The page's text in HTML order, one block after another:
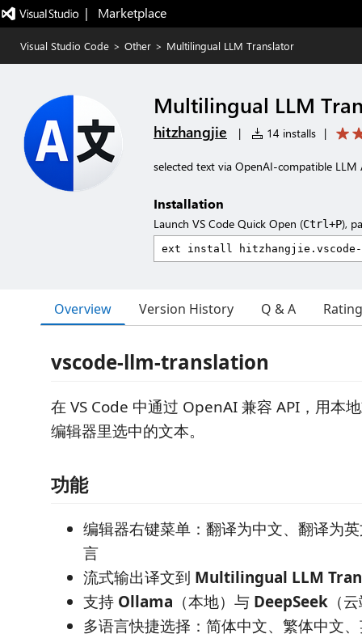
|   Marketplace
Visual Studio Code > Other > Multilingual LLM Translator
Multilingual LLM
hitzhangjie | 14 installs |
selected text via OpenAI-compatible LLM
Installation
Launch VS Code Quick Open (Ctrl+P),
Overview Version History Q & A
vscode-llm-translation
在 VS Code 中通过 OpenAI 兼容 API，用本
编辑器里选中的文本。
功能
编辑器右键菜单：翻译为中文、翻译为
言
流式输出译文到 Multilingual LLM
支持 Ollama （本地）与 DeepSeek （
多语言快捷选择：简体中文、繁体中文